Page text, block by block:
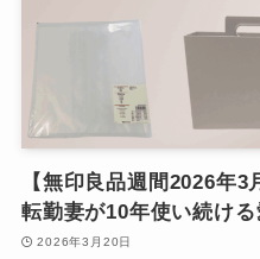
【無印良品週間2026年
転勤妻が10年使い続け
2026年3月20日